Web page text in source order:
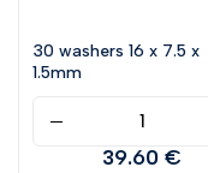
30 washers 16 x 7.5 x
1.5mm
39.60 €